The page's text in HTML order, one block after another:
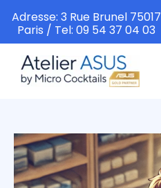
contenu
Adresse: 3 Rue Brunel 75017
Paris / Tel: 09 54 37 04 03